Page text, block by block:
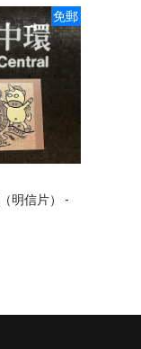
免郵
明信片） -